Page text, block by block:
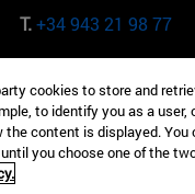
T.+34 943 21 98 77
165 W 57th St 10019-
EE.UU
T.+1 646 346 8850
cookies to store and
to identify you as a
content is displayed.
you choose one of the